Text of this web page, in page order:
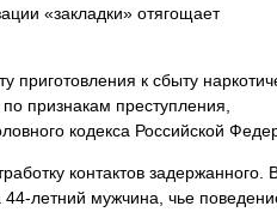
«закладки» отягощает
к сбыту
признакам преступления,
кодекса Российской
контактов задержанного.
летний мужчина, чье